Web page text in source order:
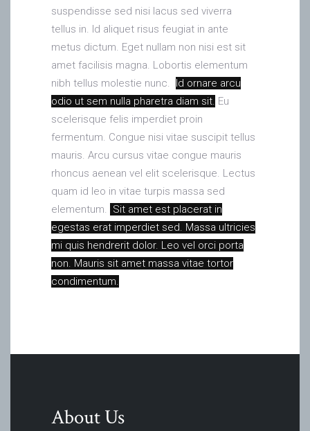
suspendisse sed nisi lacus sed viverra
tellus in. Id aliquet risus feugiat in ante
metus dictum. Eget nullam non nisi est sit
amet facilisis magna. Lobortis elementum
nibh tellus molestie nunc. Id ornare arcu
odio ut sem nulla pharetra diam sit. Eu
scelerisque felis imperdiet proin
fermentum. Congue nisi vitae suscipit tellus
mauris. Arcu cursus vitae congue mauris
rhoncus aenean vel elit scelerisque. Lectus
quam id leo in vitae turpis massa sed
elementum.
Sit amet est placerat in
egestas erat imperdiet sed. Massa ultricies
mi quis hendrerit dolor. Leo vel orci porta
non. Mauris sit amet massa vitae tortor
condimentum.
About Us